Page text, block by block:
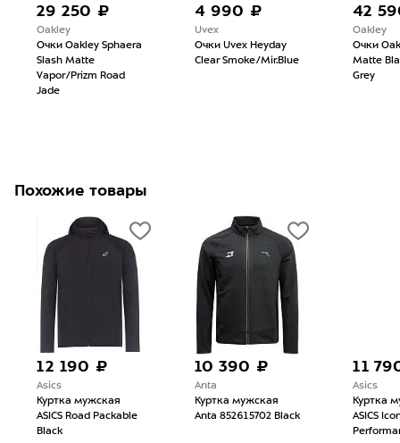
29 250 ₽
Oakley
Очки Oakley Sphaera
Slash Matte
Vapor/Prizm Road
Jade
4 990 ₽
Uvex
Очки Uvex Heyday
Clear Smoke/Mir.Blue
42
Oakley
Очки
Matte
Grey
Похожие товары
12 190 ₽
Asics
Куртка мужская
ASICS Road Packable
Black
10 390 ₽
Anta
Куртка мужская
Anta 852615702 Black
11
Asics
Куртка
ASICS